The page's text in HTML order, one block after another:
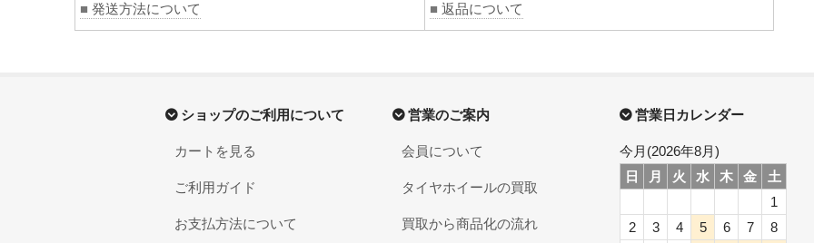
■ 発送方法について ■ 返品について
ショップのご利用について
カートを見る
ご利用ガイド
お支払方法について
営業のご案内
会員について
タイヤホイールの買取
買取から商品化の流れ
営業日カレンダー
今月(2026年8月)
日
月 火 水 木 金
土
1
2
3 4 5 6 7
8